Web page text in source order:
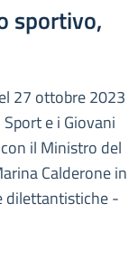
sportivo,
27 ottobre 2023
e i Giovani
il Ministro del
Calderone in
dilettantistiche -